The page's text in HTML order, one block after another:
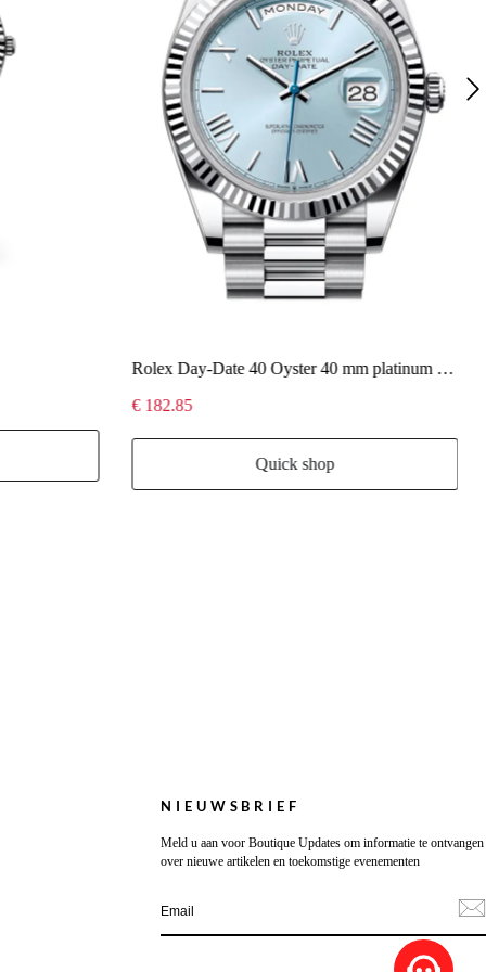
Rolex Day-Date 40 Oyster 40 mm platinum 228236
€ 182.85
Quick shop
NIEUWSBRIEF
Meld u aan voor Boutique Updates om informatie te ontvangen
over nieuwe artikelen en toekomstige evenementen